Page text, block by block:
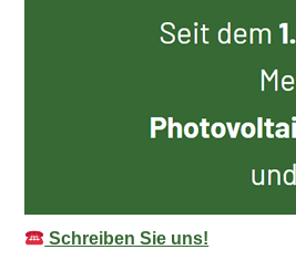
Schreiben Sie uns!